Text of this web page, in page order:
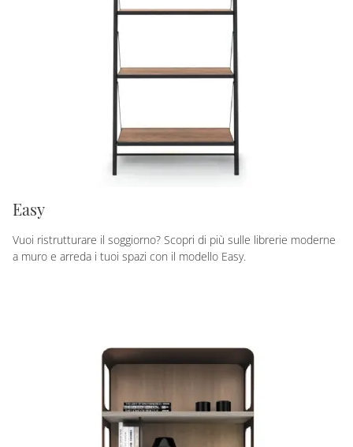
Easy
Vuoi ristrutturare il soggiorno? Scopri di più sulle librerie moderne
a muro e arreda i tuoi spazi con il modello Easy.